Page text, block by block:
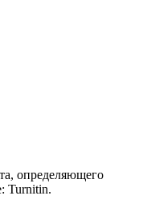
определяющего
Turnitin.